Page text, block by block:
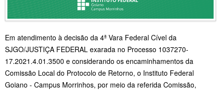
Em atendimento à decisão da 4ª Vara Federal Cível da
SJGO/JUSTIÇA FEDERAL exarada no Processo 1037270-
17.2021.4.01.3500 e considerando os encaminhamentos da
Comissão Local do Protocolo de Retorno, o Instituto Federal
Goiano - Campus Morrinhos, por meio da referida Comissão,